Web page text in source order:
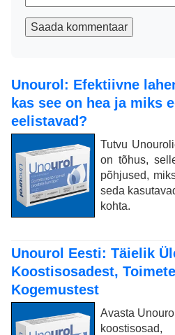
Saada kommentaar
Unourol: Efektiivne
kas see on hea ja miks
eelistavad?
Tutvu
on tõhus,
põhjused,
seda
kohta.
Unourol Eesti: Täielik
Koostisosadest,
Kogemustest
Avasta